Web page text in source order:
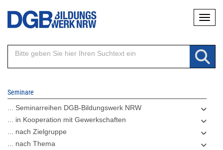
Direkt
Inhalt
Seminare
... Seminarreihen DGB-Bildungswerk NRW
... in Kooperation mit Gewerkschaften
... nach Zielgruppe
... nach Thema